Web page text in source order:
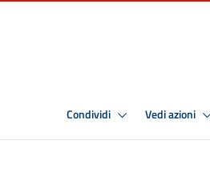
Condividi Vedi azioni